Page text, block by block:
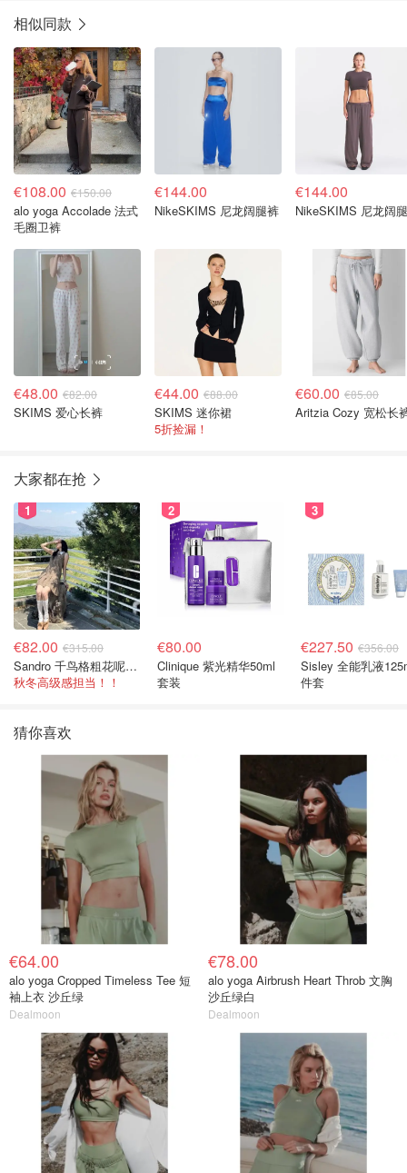
相似同款
€108.00 €150.00
alo yoga Accolade 法式
毛圈卫裤
€144.00
NikeSKIMS 尼龙阔腿裤
€144.00
NikeSKIMS 尼龙阔
€48.00 €82.00
SKIMS 爱心长裤
€44.00 €88.00
SKIMS 迷你裙
5折捡漏！
€60.00 €85.00
Aritzia Cozy 宽松长
大家都在抢
1
€82.00 €315.00
Sandro 千鸟格粗花呢连衣裙
秋冬高级感担当！！
2
€80.00
Clinique 紫光精华50ml
套装
3
€227.50 €356.00
Sisley 全能乳液
件套
猜你喜欢
€64.00
alo yoga Cropped Timeless Tee 短
袖上衣 沙丘绿
Dealmoon
€78.00
alo yoga Airbrush Heart Throb 文胸
沙丘绿白
Dealmoon